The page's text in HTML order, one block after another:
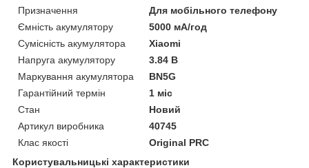
Призначення
Для мобільного телефону
Ємність акумулятору
5000 мА/год
Сумісність акумулятора
Xiaomi
Напруга акумулятору
3.84 В
Маркування акумулятора
BN5G
Гарантійний термін
1 міс
Стан
Новий
Артикул виробника
40745
Клас якості
Original PRC
Користувальницькі характеристики